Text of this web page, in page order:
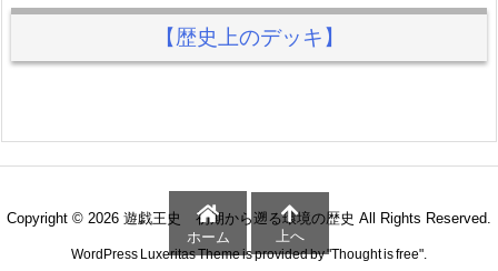
【歴史上のデッキ】
Copyright © 2026 遊戯王史 初期から遡る環境の歴史 All Rights Reserved.
WordPress Luxeritas Theme is provided by "Thought is free".
ホーム 上へ